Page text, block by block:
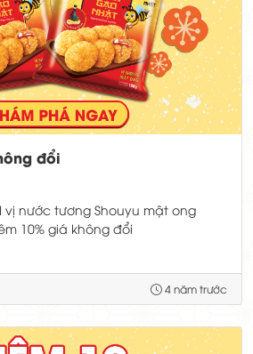
đổi
vị nước tương Shouyu mật ong
10% giá không đổi
4 năm trước